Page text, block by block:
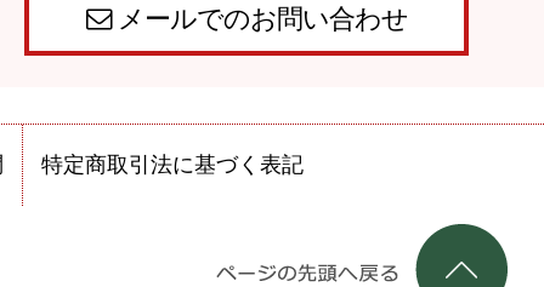
メールでのお問い合わせ
特定商取引法に基づく表記